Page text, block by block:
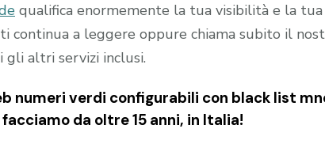
qualifica enormemente la tua visibilità e la tua
continua a leggere oppure chiama subito il
altri servizi inclusi.
numeri verdi configurabili con black list
da oltre 15 anni, in Italia!